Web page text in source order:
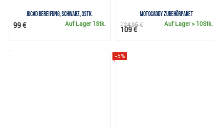
JuCad Bereifung, schwarz, 3Stk.
Auf Lager 1Stk.
99 €
Motocaddy Zubehörpaket
Auf Lager> 10Stk.
124,95 €
109 €
-5%